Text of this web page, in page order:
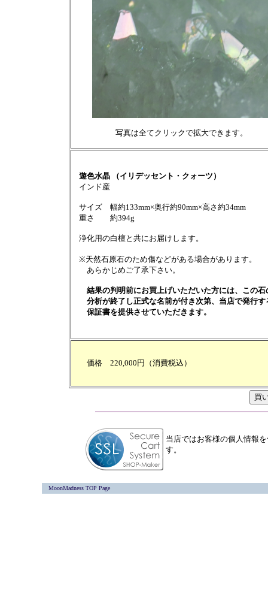
写真は全てクリックで拡大できます。
遊色水晶 （イリデッセント・クォーツ）
インド産
サイズ 幅約133mm×奥行約90mm×高さ約34mm
重さ 約394g
浄化用の白檀と共にお届けします。
※天然石原石のため傷などがある場合があります。
あらかじめご了承下さい。
結果の判明前にお買上げいただいた方には、この石
分析が終了し正式な名前が付き次第、当店で発行す
保証書を提供させていただきます。
価格 220,000円（消費税込）
当店ではお客様の個人情報
す。
MoonMadness TOP Page